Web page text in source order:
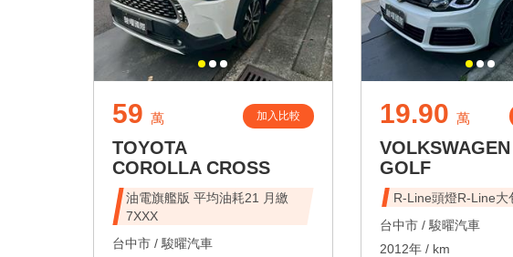
59 萬 加入比較
TOYOTA
COROLLA CROSS
油電旗艦版 平均油耗21 月繳
7XXX
台中市 / 駿曜汽車
19.90 萬
VOLKSWAGEN
GOLF
R-Line頭燈R-Line大
台中市 / 駿曜汽車
2012年 / km